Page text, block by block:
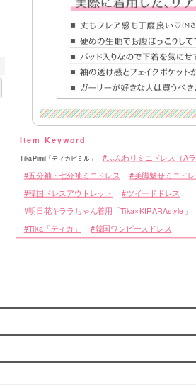
■スペック表
TikaPimil「ティカピミル」 ふんわりミニドレス（Aラ
五分袖・七分袖ミニドレス 美脚魅せミニドレ
韓国ドレスアウトレット
ツイードドレス
明日花キララちゃん着用「Tika×KIRARAstyle」
Tika「ティカ」
韓国ワンピースドレス